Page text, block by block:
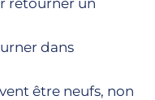
retourner un
dans
être neufs, non